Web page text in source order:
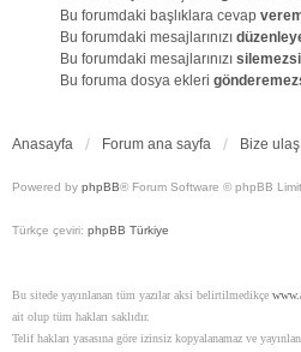
Bu forumdaki başlıklara cevap
Bu forumdaki mesajlarınızı
Bu forumdaki mesajlarınızı
Bu foruma dosya ekleri
Anasayfa Forum ana sayfa Bize
Powered by phpBB® Forum Software © phpBB
Türkçe çeviri: phpBB Türkiye
Bu sitede yayınlanan tüm yazılar aksi belirtilmedikçe www.
ait olup tüm hakları saklıdır.
Telif hakları yasasına göre izinsiz kopyalanamaz ve